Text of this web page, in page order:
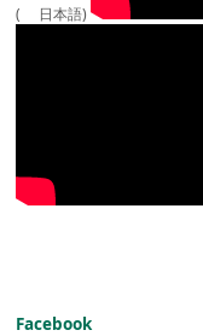
( 日本語)
Facebook